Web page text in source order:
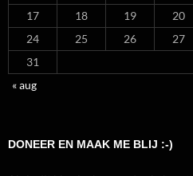
17
18 19 20
24
25 26 27
31
« aug
DONEER EN MAAK ME BLIJ :-)